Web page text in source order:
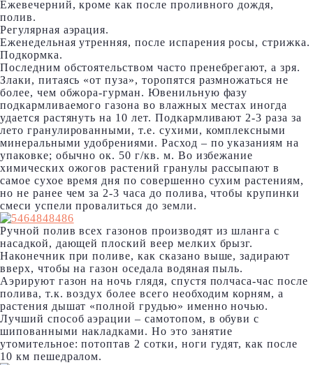
Ежевечерний, кроме как после проливного дождя,
полив.
Регулярная аэрация.
Еженедельная утренняя, после испарения росы, стрижка.
Подкормка.
Последним обстоятельством часто пренебрегают, а зря.
Злаки, питаясь «от пуза», торопятся размножаться не
более, чем обжора-гурман. Ювенильную фазу
подкармливаемого газона во влажных местах иногда
удается растянуть на 10 лет. Подкармливают 2-3 раза за
лето гранулированными, т.е. сухими, комплексными
минеральными удобрениями. Расход – по указаниям на
упаковке; обычно ок. 50 г/кв. м. Во избежание
химических ожогов растений гранулы рассыпают в
самое сухое время дня по совершенно сухим растениям,
но не ранее чем за 2-3 часа до полива, чтобы крупинки
смеси успели провалиться до земли.
Ручной полив всех газонов производят из шланга с
насадкой, дающей плоский веер мелких брызг.
Наконечник при поливе, как сказано выше, задирают
вверх, чтобы на газон оседала водяная пыль.
Аэрируют газон на ночь глядя, спустя полчаса-час после
полива, т.к. воздух более всего необходим корням, а
растения дышат «полной грудью» именно ночью.
Лучший способ аэрации – самотопом, в обуви с
шипованными накладками. Но это занятие
утомительное: потоптав 2 сотки, ноги гудят, как после
10 км пешедралом.